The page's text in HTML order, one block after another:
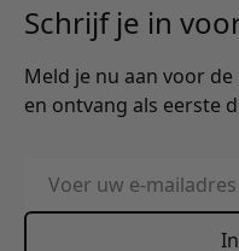
Schrijf je in
Meld je nu aan voor
en ontvang als eerste
E-mailadres